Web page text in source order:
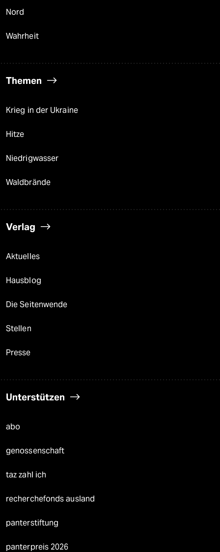
Nord
Wahrheit
Themen
Krieg in der Ukraine
Hitze
Niedrigwasser
Waldbrände
Verlag
Aktuelles
Hausblog
Die Seitenwende
Stellen
Presse
Unterstützen
abo
genossenschaft
taz zahl ich
recherchefonds ausland
panterstiftung
panterpreis 2026